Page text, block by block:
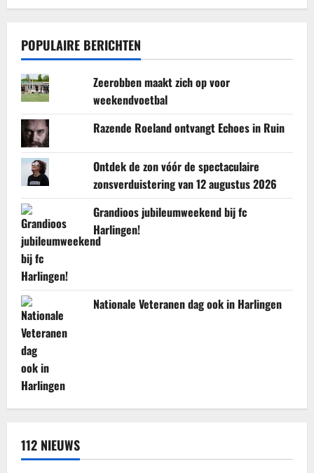
POPULAIRE BERICHTEN
Zeerobben maakt zich op voor
weekendvoetbal
Razende Roeland ontvangt Echoes in Ruin
Ontdek de zon vóór de spectaculaire
zonsverduistering van 12 augustus 2026
Grandioos jubileumweekend bij fc
Harlingen!
Nationale Veteranen dag ook in Harlingen
112 NIEUWS